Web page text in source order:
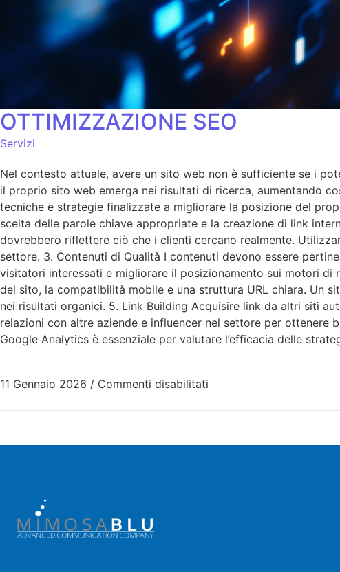
OTTIMIZZAZIONE SEO
Servizi
Nel contesto attuale, avere un sito web non è sufficiente se i
il proprio sito web emerga nei risultati di ricerca, aumentando
tecniche e strategie finalizzate a migliorare la posizione del
scelta delle parole chiave appropriate e la creazione di link
dovrebbero riflettere ciò che i clienti cercano realmente.
settore. 3. Contenuti di Qualità I contenuti devono essere
visitatori interessati e migliorare il posizionamento sui motori di
del sito, la compatibilità mobile e una struttura URL chiara. Un
nei risultati organici. 5. Link Building Acquisire link da altri siti
relazioni con altre aziende e influencer nel settore per
Google Analytics è essenziale per valutare l’efficacia delle
11 Gennaio 2026 / Commenti disabilitati